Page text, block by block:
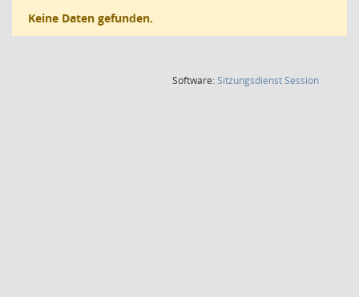
Keine Daten gefunden.
Software:SitzungsdienstSession(Wird in